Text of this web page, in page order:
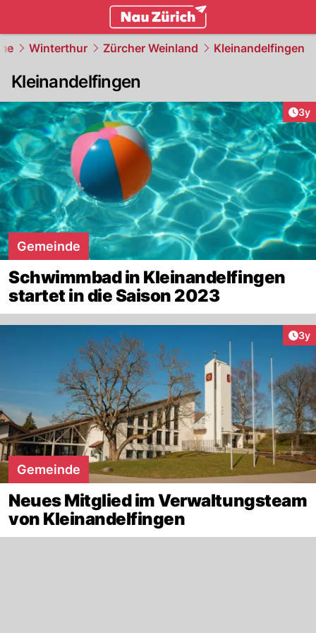
Winterthur Zürcher Weinland Kleinandelfingen
Kleinandelfingen
3y
Gemeinde
Schwimmbad in Kleinandelfingen
startet in die Saison 2023
3y
Gemeinde
Neues Mitglied im Verwaltungsteam
von Kleinandelfingen